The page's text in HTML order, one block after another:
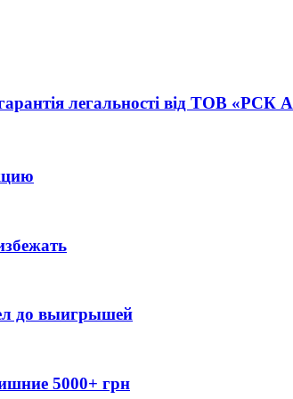
легальності від ТОВ
до выигрышей
5000+ грн